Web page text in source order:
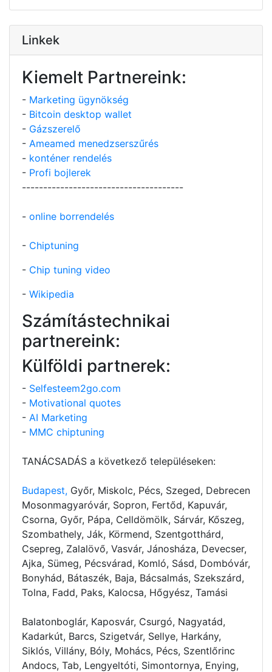
Linkek
Kiemelt Partnereink:
- Marketing ügynökség
- Bitcoin desktop wallet
- Gázszerelő
- Ameamed menedzserszűrés
- konténer rendelés
- Profi bojlerek
--------------------------------------
- online borrendelés
- Chiptuning
- Chip tuning video
- Wikipedia
Számítástechnikai
partnereink:
Külföldi partnerek:
- Selfesteem2go.com
- Motivational quotes
- AI Marketing
- MMC chiptuning
TANÁCSADÁS a következő településeken:
Budapest, Győr, Miskolc, Pécs, Szeged, Debrecen
Mosonmagyaróvár, Sopron, Fertőd, Kapuvár,
Csorna, Győr, Pápa, Celldömölk, Sárvár, Kőszeg,
Szombathely, Ják, Körmend, Szentgotthárd,
Csepreg, Zalalövő, Vasvár, Jánosháza, Devecser,
Ajka, Sümeg, Pécsvárad, Komló, Sásd, Dombóvár,
Bonyhád, Bátaszék, Baja, Bácsalmás, Szekszárd,
Tolna, Fadd, Paks, Kalocsa, Hőgyész, Tamási
Balatonboglár, Kaposvár, Csurgó, Nagyatád,
Kadarkút, Barcs, Szigetvár, Sellye, Harkány,
Siklós, Villány, Bóly, Mohács, Pécs, Szentlőrinc
Andocs, Tab, Lengyeltóti, Simontornya, Enying,